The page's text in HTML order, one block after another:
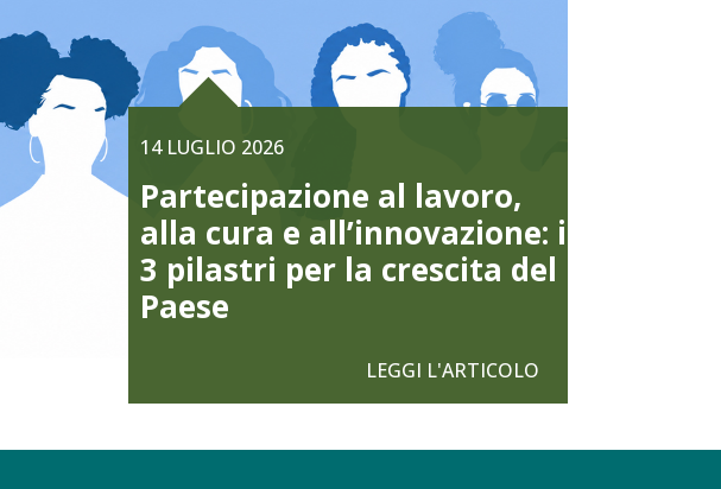
14 LUGLIO 2026
Partecipazione al lavoro,
alla cura e all’innovazione: i
3 pilastri per la crescita del
Paese
LEGGI L'ARTICOLO